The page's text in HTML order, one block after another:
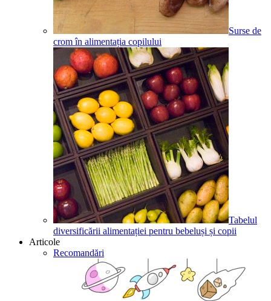
Surse de
crom în alimentația copilului
Tabelul
diversificării alimentației pentru bebeluși și copii
Articole
Recomandări